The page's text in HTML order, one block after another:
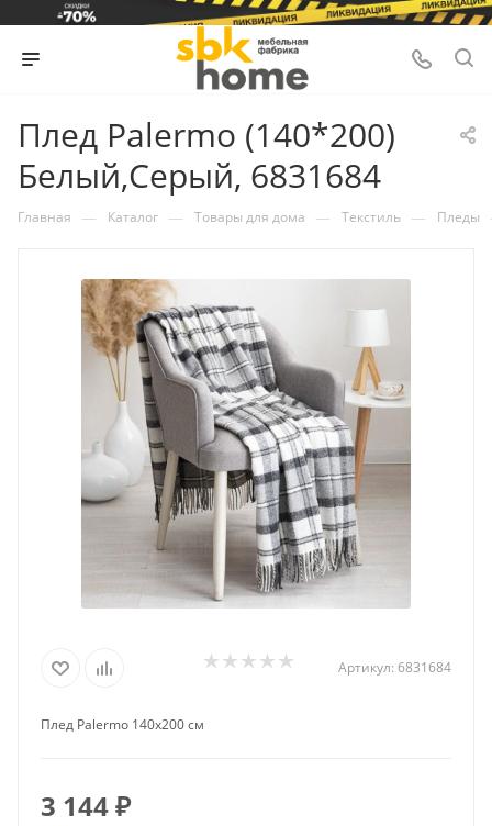
Плед Palermo (140*200)
Белый,Серый, 6831684
Главная — Каталог — Товары для дома — Текстиль — Пледы
Артикул: 6831684
Плед Palermo 140х200 см
3 144₽